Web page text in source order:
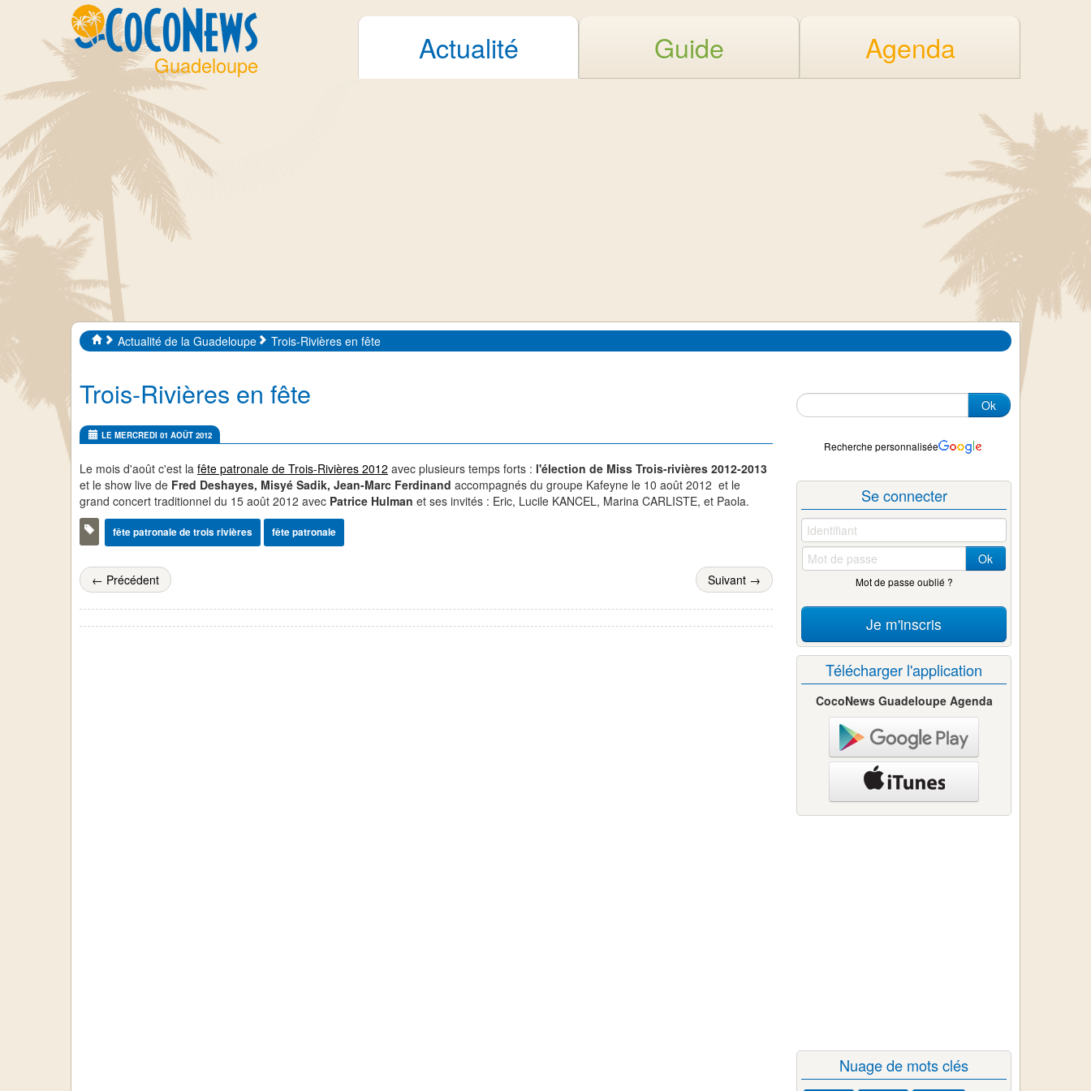
Guadeloupe Actualité Guide Agenda
Actualité de la Guadeloupe Trois-Rivières en fête
Trois-Rivières en fête
LE MERCREDI 01 AOÛT 2012
Le mois d'août c'est la fête patronale de Trois-Rivières 2012 avec plusieurs temps forts : l'élection de Miss Trois-rivières 2012-2013
et le show live de Fred Deshayes, Misyé Sadik, Jean-Marc Ferdinand accompagnés du groupe Kafeyne le 10 août 2012 et le
grand concert traditionnel du 15 août 2012 avec Patrice Hulman et ses invités : Eric, Lucile KANCEL, Marina CARLISTE, et Paola.
fête patronale de trois rivières fête patronale
← Précédent Suivant →
Ok
Recherche personnalisée
Se connecter
Ok
Mot de passe oublié ?
Je m'inscris
Télécharger l'application
CocoNews Guadeloupe Agenda
Nuage de mots clés